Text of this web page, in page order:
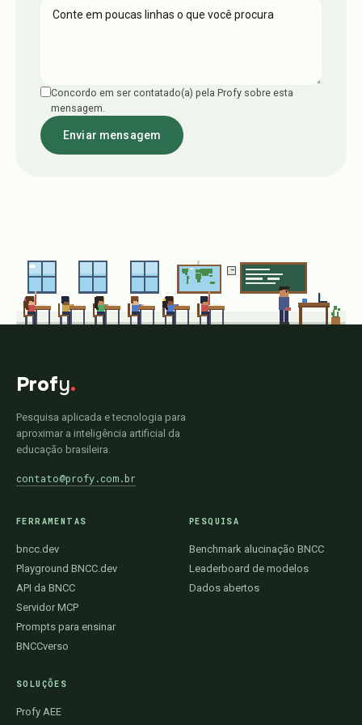
Concordo em ser contatado(a) pela Profy sobre esta
mensagem.
Enviar mensagem
Profy.
Pesquisa aplicada e tecnologia para
aproximar a inteligência artificial da
educação brasileira.
contato@profy.com.br
FERRAMENTAS
bncc.dev
Playground BNCC.dev
API da BNCC
Servidor MCP
Prompts para ensinar
BNCCverso
PESQUISA
Benchmark alucinação BNCC
Leaderboard de modelos
Dados abertos
SOLUÇÕES
Profy AEE